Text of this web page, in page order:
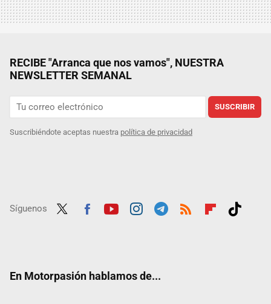
RECIBE "Arranca que nos vamos", NUESTRA
NEWSLETTER SEMANAL
SUSCRIBIR
Suscribiéndote aceptas nuestra política de privacidad
Síguenos
En Motorpasión hablamos de...